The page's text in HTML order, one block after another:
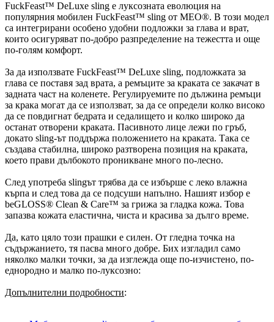
FuckFeast™ DeLuxe sling е луксозната еволюция на
популярния мобилен FuckFeast™ sling от MEO®. В този модел
са интегрирани особено удобни подложки за глава и врат,
които осигуряват по-добро разпределение на тежестта и още
по-голям комфорт.
За да използвате FuckFeast™ DeLuxe sling, подложката за
глава се поставя зад врата, а ремъците за краката се закачат в
задната част на коленете. Регулируемите по дължина ремъци
за крака могат да се използват, за да се определи колко високо
да се повдигнат бедрата и седалището и колко широко да
останат отворени краката. Пасивното лице лежи по гръб,
докато sling-ът поддържа положението на краката. Така се
създава стабилна, широко разтворена позиция на краката,
което прави дълбокото проникване много по-лесно.
След употреба slingът трябва да се избърше с леко влажна
кърпа и след това да се подсуши напълно. Нашият избор е
beGLOSS® Clean & Care™ за грижа за гладка кожа. Това
запазва кожата еластична, чиста и красива за дълго време.
Да, като цяло този прашки е силен. От гледна точка на
съдържанието, тя пасва много добре. Бих изгладил само
няколко малки точки, за да изглежда още по-изчистено, по-
еднородно и малко по-луксозно:
Допълнителни подробности: